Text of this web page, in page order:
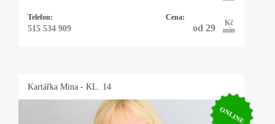
Telefon:
515 534 909
Cena:
od 29
Kč
min
Kartářka Mina - KL. 14
ONLINE